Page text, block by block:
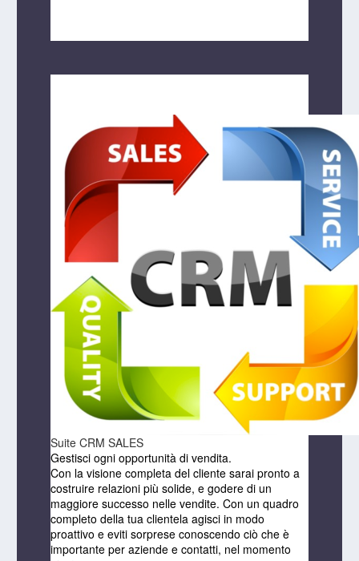
Suite CRM SALES
Gestisci ogni opportunità di vendita.
Con la visione completa del cliente sarai pronto a
costruire relazioni più solide, e godere di un
maggiore successo nelle vendite. Con un quadro
completo della tua clientela agisci in modo
proattivo e eviti sorprese conoscendo ciò che è
importante per aziende e contatti, nel momento